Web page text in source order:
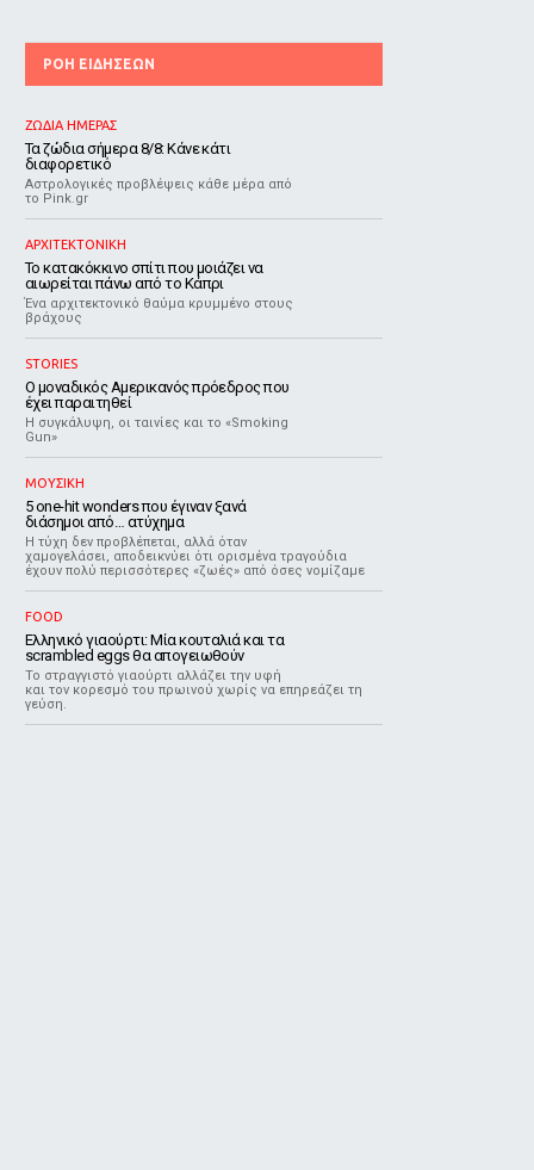
ΡΟΗ ΕΙΔΗΣΕΩΝ
ΖΩΔΙΑ ΗΜΕΡΑΣ
Τα ζώδια σήμερα 8/8: Κάνε κάτι
διαφορετικό
Αστρολογικές προβλέψεις κάθε μέρα από
το Pink.gr
ΑΡΧΙΤΕΚΤΟΝΙΚΗ
Το κατακόκκινο σπίτι που μοιάζει να
αιωρείται πάνω από το Κάπρι
Ένα αρχιτεκτονικό θαύμα κρυμμένο στους
βράχους
STORIES
Ο μοναδικός Αμερικανός πρόεδρος που
έχει παραιτηθεί
Η συγκάλυψη, οι ταινίες και το «Smoking
Gun»
ΜΟΥΣΙΚΗ
5 one-hit wonders που έγιναν ξανά
διάσημοι από… ατύχημα
Η τύχη δεν προβλέπεται, αλλά όταν
χαμογελάσει, αποδεικνύει ότι ορισμένα τραγούδια
έχουν πολύ περισσότερες «ζωές» από όσες νομίζαμε
FOOD
Ελληνικό γιαούρτι: Μία κουταλιά και τα
scrambled eggs θα απογειωθούν
Το στραγγιστό γιαούρτι αλλάζει την υφή
και τον κορεσμό του πρωινού χωρίς να επηρεάζει τη
γεύση.